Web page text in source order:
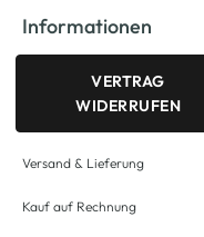
Informationen
VERTRAG
WIDERRUFEN
Versand & Lieferung
Kauf auf Rechnung